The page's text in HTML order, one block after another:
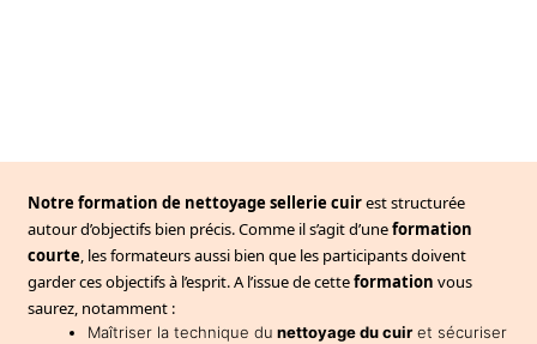
Notre formation de nettoyage sellerie cuirest structurée
autour d’objectifs bien précis. Comme il s’agit d’uneformation
courte, les formateurs aussi bien que les participants doivent
garder ces objectifs à l’esprit. A l’issue de cetteformation vous
saurez, notamment :
Maîtriser la technique du nettoyage du cuiret sécuriser